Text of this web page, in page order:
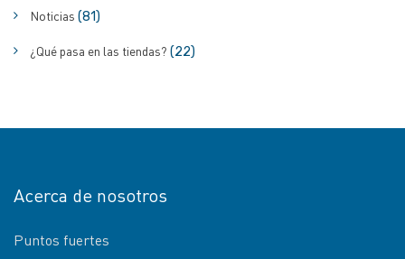
Noticias (81)
¿Qué pasa en las tiendas? (22)
Acerca de nosotros
Puntos fuertes